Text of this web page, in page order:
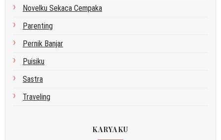
Novelku Sekaca Cempaka
Parenting
Pernik Banjar
Puisiku
Sastra
Traveling
KARYAKU